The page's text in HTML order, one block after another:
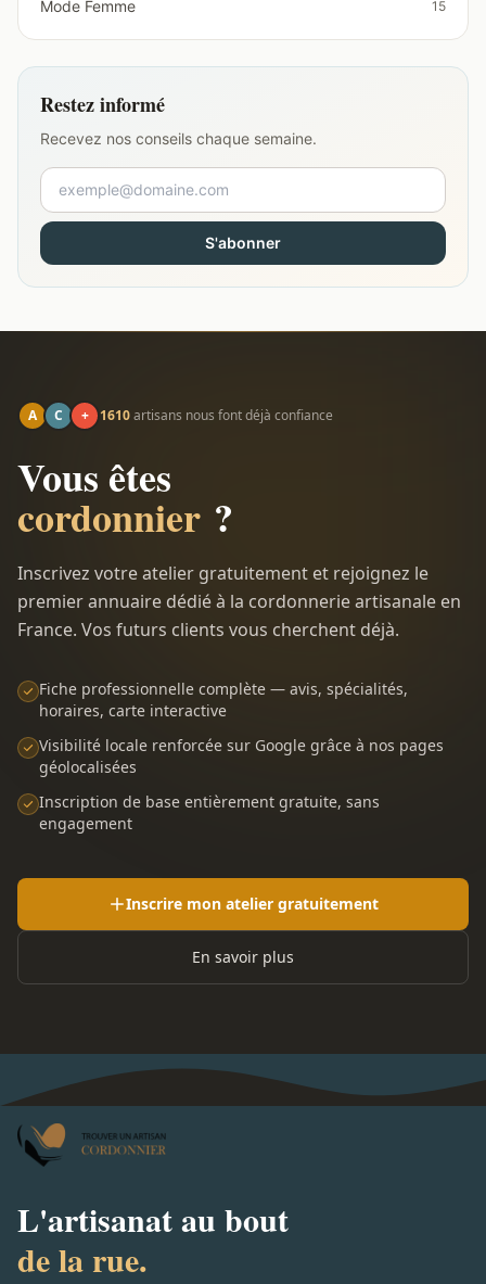
Mode Femme 15
Restez informé
Recevez nos conseils chaque semaine.
S'abonner
A C + 1610artisans nous font déjà confiance
Vous êtes
cordonnier ?
Inscrivez votre atelier gratuitement et rejoignez le
premier annuaire dédié à la cordonnerie artisanale en
France. Vos futurs clients vous cherchent déjà.
Fiche professionnelle complète — avis, spécialités,
horaires, carte interactive
Visibilité locale renforcée sur Google grâce à nos pages
géolocalisées
Inscription de base entièrement gratuite, sans
engagement
Inscrire mon atelier gratuitement
En savoir plus
L'artisanat au bout
de la rue.